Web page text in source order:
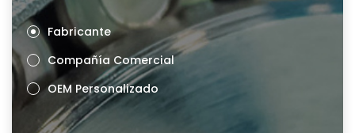
Fabricante
Compañía Comercial
OEM Personalizado